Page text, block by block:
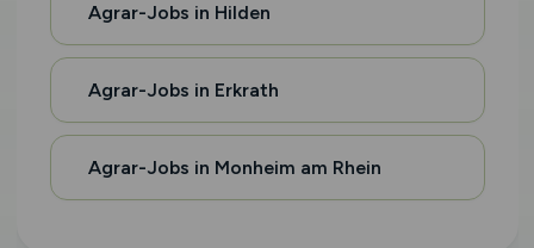
Agrar-Jobs in Hilden
Agrar-Jobs in Erkrath
Agrar-Jobs in Monheim am Rhein